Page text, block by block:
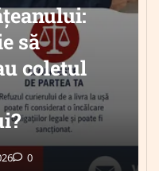
să
coletul
0